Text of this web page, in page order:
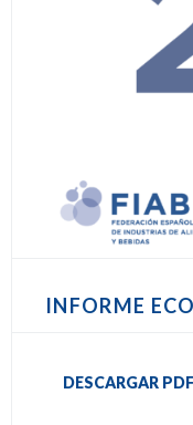
INFORME
DESCARGAR PDF